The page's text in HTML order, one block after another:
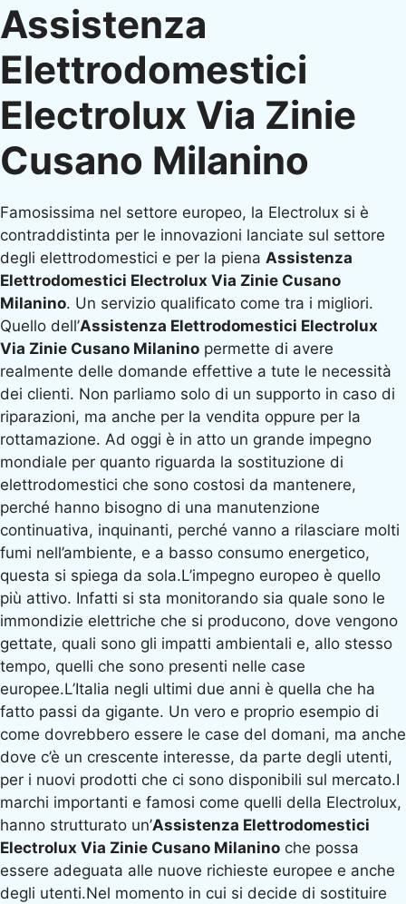
Assistenza
Elettrodomestici
Electrolux Via Zinie
Cusano Milanino
Famosissima nel settore europeo, la Electrolux si è
contraddistinta per le innovazioni lanciate sul settore
degli elettrodomestici e per la piena Assistenza
Elettrodomestici Electrolux Via Zinie Cusano
Milanino. Un servizio qualificato come tra i migliori.
Quello dell’Assistenza Elettrodomestici Electrolux
Via Zinie Cusano Milanino permette di avere
realmente delle domande effettive a tute le necessità
dei clienti. Non parliamo solo di un supporto in caso di
riparazioni, ma anche per la vendita oppure per la
rottamazione. Ad oggi è in atto un grande impegno
mondiale per quanto riguarda la sostituzione di
elettrodomestici che sono costosi da mantenere,
perché hanno bisogno di una manutenzione
continuativa, inquinanti, perché vanno a rilasciare molti
fumi nell’ambiente, e a basso consumo energetico,
questa si spiega da sola.L’impegno europeo è quello
più attivo. Infatti si sta monitorando sia quale sono le
immondizie elettriche che si producono, dove vengono
gettate, quali sono gli impatti ambientali e, allo stesso
tempo, quelli che sono presenti nelle case
europee.L’Italia negli ultimi due anni è quella che ha
fatto passi da gigante. Un vero e proprio esempio di
come dovrebbero essere le case del domani, ma anche
dove c’è un crescente interesse, da parte degli utenti,
per i nuovi prodotti che ci sono disponibili sul mercato.I
marchi importanti e famosi come quelli della Electrolux,
hanno strutturato un’Assistenza Elettrodomestici
Electrolux Via Zinie Cusano Milanino che possa
essere adeguata alle nuove richieste europee e anche
degli utenti.Nel momento in cui si decide di sostituire